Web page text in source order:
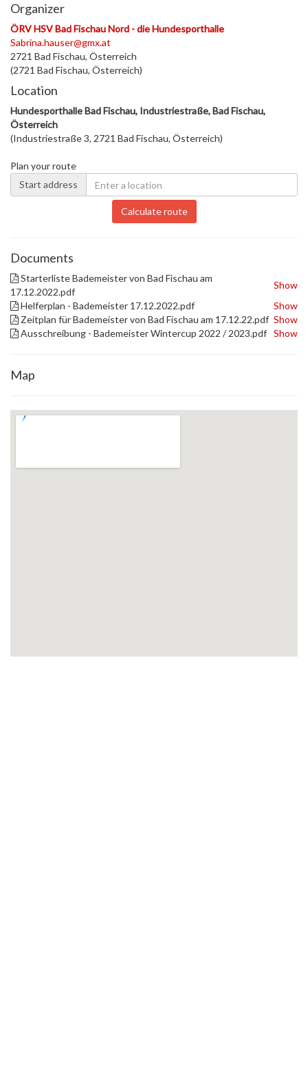
Organizer
ÖRV HSV Bad Fischau Nord - die Hundesporthalle
Sabrina.hauser@gmx.at
2721 Bad Fischau, Österreich
(2721 Bad Fischau, Österreich)
Location
Hundesporthalle Bad Fischau, Industriestraße, Bad Fischau,
Österreich
(Industriestraße 3, 2721 Bad Fischau, Österreich)
Plan your route
Start address
Calculate route
Documents
Starterliste Bademeister von Bad Fischau am
17.12.2022.pdf
Show
Helferplan - Bademeister 17.12.2022.pdf
Show
Zeitplan für Bademeister von Bad Fischau am 17.12.22.pdf Show
Ausschreibung - Bademeister Wintercup 2022 / 2023.pdf Show
Map